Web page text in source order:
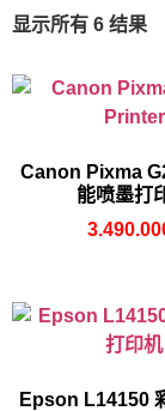
显示所有 6 结果
Canon Pixma
能喷墨打
Epson L14150